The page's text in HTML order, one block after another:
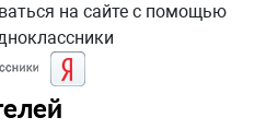
на сайте с помощью